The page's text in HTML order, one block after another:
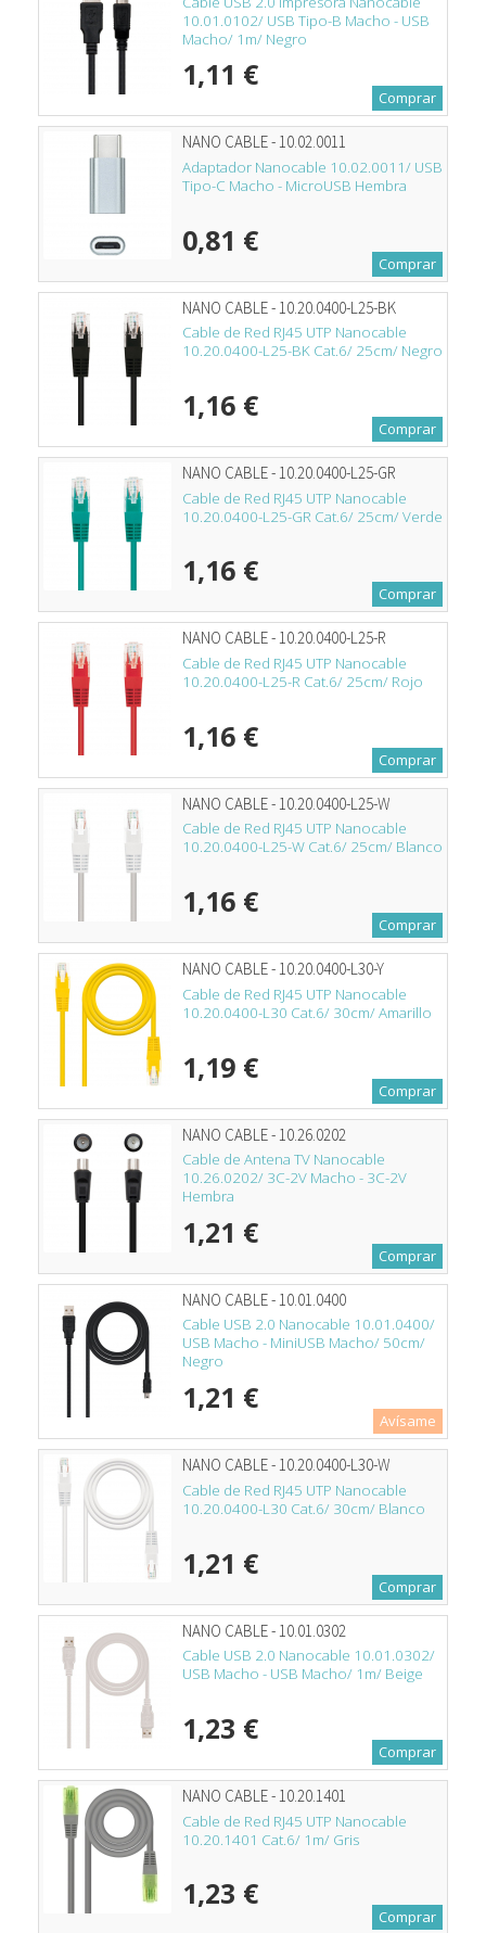
10.01.0102/ USB Tipo-B Macho - USB
Macho/ 1m/ Negro
1,11 €
Comprar
NANO CABLE - 10.02.0011
Adaptador Nanocable 10.02.0011/ USB
Tipo-C Macho - MicroUSB Hembra
0,81 €
Comprar
NANO CABLE - 10.20.0400-L25-BK
Cable de Red RJ45 UTP Nanocable
10.20.0400-L25-BK Cat.6/ 25cm/ Negro
1,16 €
Comprar
NANO CABLE - 10.20.0400-L25-GR
Cable de Red RJ45 UTP Nanocable
10.20.0400-L25-GR Cat.6/ 25cm/ Verde
1,16 €
Comprar
NANO CABLE - 10.20.0400-L25-R
Cable de Red RJ45 UTP Nanocable
10.20.0400-L25-R Cat.6/ 25cm/ Rojo
1,16 €
Comprar
NANO CABLE - 10.20.0400-L25-W
Cable de Red RJ45 UTP Nanocable
10.20.0400-L25-W Cat.6/ 25cm/ Blanco
1,16 €
Comprar
NANO CABLE - 10.20.0400-L30-Y
Cable de Red RJ45 UTP Nanocable
10.20.0400-L30 Cat.6/ 30cm/ Amarillo
1,19 €
Comprar
NANO CABLE - 10.26.0202
Cable de Antena TV Nanocable
10.26.0202/ 3C-2V Macho - 3C-2V
Hembra
1,21 €
Comprar
NANO CABLE - 10.01.0400
Cable USB 2.0 Nanocable 10.01.0400/
USB Macho - MiniUSB Macho/ 50cm/
Negro
1,21 €
Avísame
NANO CABLE - 10.20.0400-L30-W
Cable de Red RJ45 UTP Nanocable
10.20.0400-L30 Cat.6/ 30cm/ Blanco
1,21 €
Comprar
NANO CABLE - 10.01.0302
Cable USB 2.0 Nanocable 10.01.0302/
USB Macho - USB Macho/ 1m/ Beige
1,23 €
Comprar
NANO CABLE - 10.20.1401
Cable de Red RJ45 UTP Nanocable
10.20.1401 Cat.6/ 1m/ Gris
1,23 €
Comprar